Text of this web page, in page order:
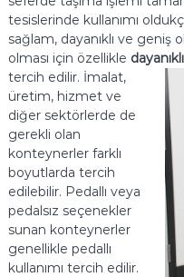
tesislerinde kullanımı
sağlam, dayanıklı ve geniş
olması için özellikle
tercih edilir. İmalat,
üretim, hizmet ve
diğer sektörlerde de
gerekli olan
konteynerler farklı
boyutlarda tercih
edilebilir. Pedallı veya
pedalsız seçenekler
sunan konteynerler
genellikle pedallı
kullanımı tercih edilir.